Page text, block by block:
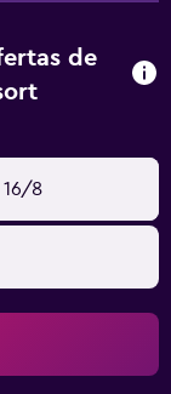
sala de
y la cena. Se
cena incluyen
de
8